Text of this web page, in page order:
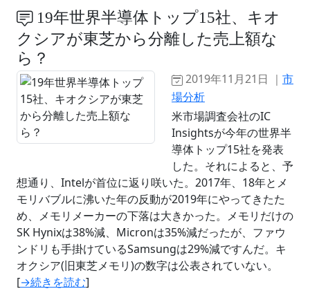
19年世界半導体トップ15社、キオ
クシアが東芝から分離した売上額な
ら？
2019年11月21日 ｜ 市
場分析
米市場調査会社のIC
Insightsが今年の世界半
導体トップ15社を発表
した。それによると、予
想通り、Intelが首位に返り咲いた。2017年、18年とメ
モリバブルに沸いた年の反動が2019年にやってきたた
め、メモリメーカーの下落は大きかった。メモリだけの
SK Hynixは38%減、Micronは35%減だったが、ファウ
ンドリも手掛けているSamsungは29%減ですんだ。キ
オクシア(旧東芝メモリ)の数字は公表されていない。
[→続きを読む]